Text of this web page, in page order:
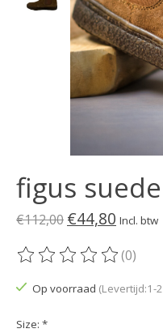
figus
€112,00 €44,80 Incl. btw
De beoordeling van dit
(0)
Op voorraad (Levertijd:1-
Size: *